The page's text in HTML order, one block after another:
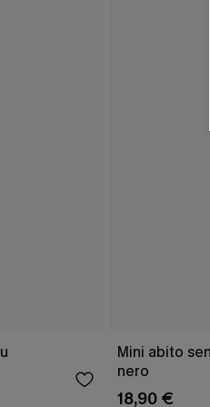
Mini abito
nero
18,90 €